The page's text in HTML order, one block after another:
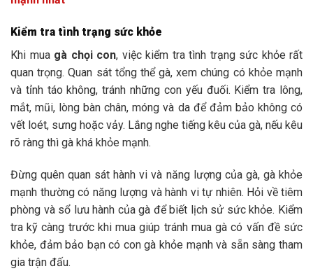
Kiểm tra tình trạng sức khỏe
Khi mua gà chọi con, việc kiểm tra tình trạng sức khỏe rất
quan trọng. Quan sát tổng thể gà, xem chúng có khỏe mạnh
và tỉnh táo không, tránh những con yếu đuối. Kiểm tra lông,
mắt, mũi, lòng bàn chân, móng và da để đảm bảo không có
vết loét, sưng hoặc vảy. Lắng nghe tiếng kêu của gà, nếu kêu
rõ ràng thì gà khá khỏe mạnh.
Đừng quên quan sát hành vi và năng lượng của gà, gà khỏe
mạnh thường có năng lượng và hành vi tự nhiên. Hỏi về tiêm
phòng và sổ lưu hành của gà để biết lịch sử sức khỏe. Kiểm
tra kỹ càng trước khi mua giúp tránh mua gà có vấn đề sức
khỏe, đảm bảo bạn có con gà khỏe mạnh và sẵn sàng tham
gia trận đấu.